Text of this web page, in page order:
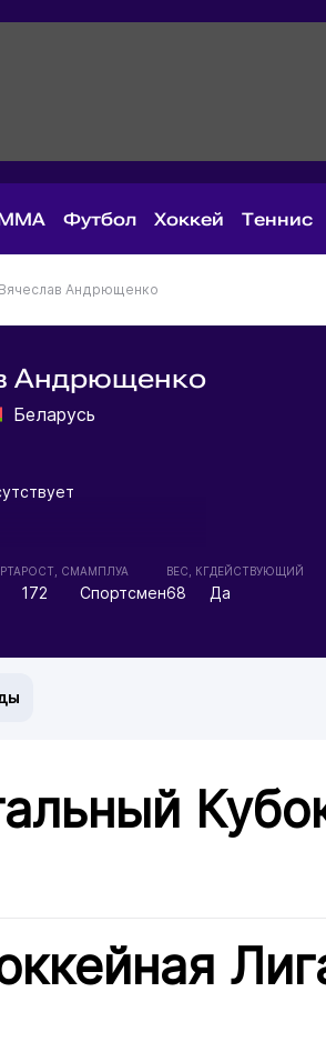
Футбол Хоккей Теннис
Вячеслав Андрющенко
Андрющенко
Беларусь
РОСТ, СМ
172
АМПЛУА
Спортсмен
ВЕС, КГ
68
ДЕЙСТВУЮЩИЙ
Да